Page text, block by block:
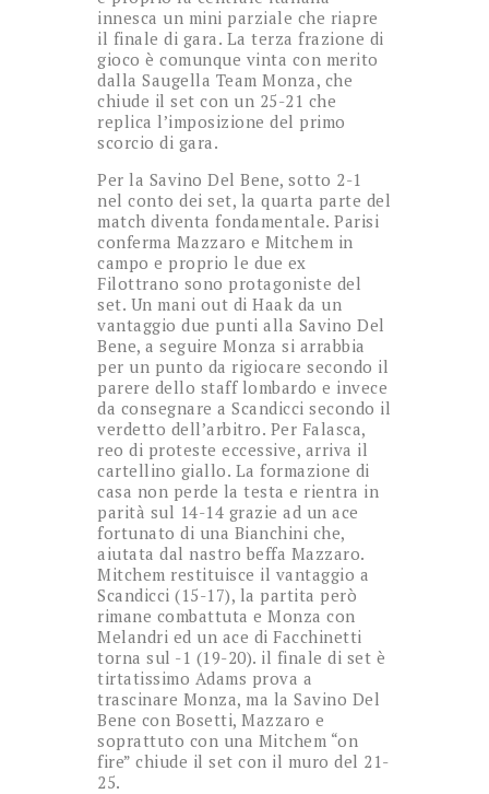
innesca un mini parziale che riapre
il finale di gara. La terza frazione di
gioco è comunque vinta con merito
dalla Saugella Team Monza, che
chiude il set con un 25-21 che
replica l’imposizione del primo
scorcio di gara.
Per la Savino Del Bene, sotto 2-1
nel conto dei set, la quarta parte del
match diventa fondamentale. Parisi
conferma Mazzaro e Mitchem in
campo e proprio le due ex
Filottrano sono protagoniste del
set. Un mani out di Haak da un
vantaggio due punti alla Savino Del
Bene, a seguire Monza si arrabbia
per un punto da rigiocare secondo il
parere dello staff lombardo e invece
da consegnare a Scandicci secondo il
verdetto dell’arbitro. Per Falasca,
reo di proteste eccessive, arriva il
cartellino giallo. La formazione di
casa non perde la testa e rientra in
parità sul 14-14 grazie ad un ace
fortunato di una Bianchini che,
aiutata dal nastro beffa Mazzaro.
Mitchem restituisce il vantaggio a
Scandicci (15-17), la partita però
rimane combattuta e Monza con
Melandri ed un ace di Facchinetti
torna sul -1 (19-20). il finale di set è
tirtatissimo Adams prova a
trascinare Monza, ma la Savino Del
Bene con Bosetti, Mazzaro e
soprattuto con una Mitchem “on
fire” chiude il set con il muro del 21-
25.